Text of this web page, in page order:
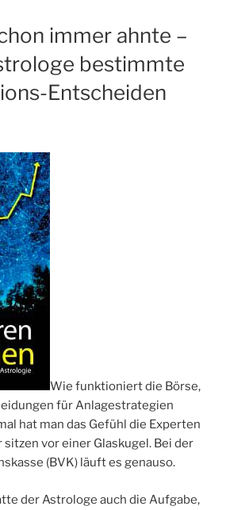
immer ahnte –
bestimmte
Entscheiden
Wie funktioniert die Börse,
für Anlagestrategien
hat man das Gefühl die Experten
sitzen vor einer Glaskugel. Bei der
(BVK) läuft es genauso.
der Astrologe auch die Aufgabe,